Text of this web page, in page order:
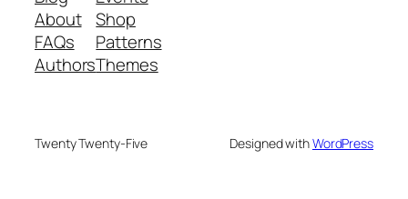
About
FAQs
Authors
Shop
Patterns
Themes
Twenty Twenty-Five Designed withWordPress